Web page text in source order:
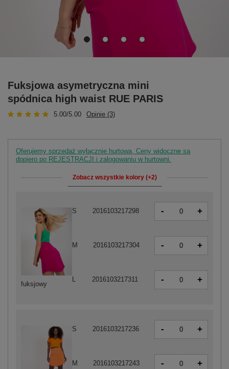
Fuksjowa asymetryczna mini
spódnica high waist RUE PARIS
5.00/5.00 Opinie (3)
Oferujemy sprzedaż wyłącznie hurtową. Ceny widoczne są
dopiero po REJESTRACJI i zalogowaniu w hurtowni.
Zobacz wszystkie kolory (+2)
S 2016103217236 - +
M 2016103217243 - +
fuksjowy
S 2016103217298 - +
M 2016103217304 - +
L 2016103217311 - +